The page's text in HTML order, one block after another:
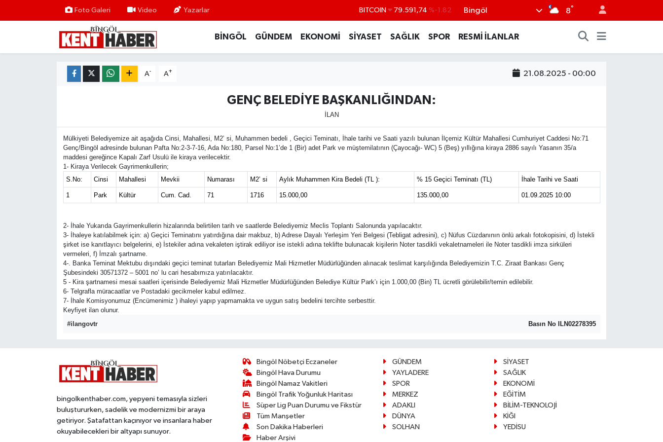
Foto Galeri Video Yazarlar BITCOIN 79.591,74 %-1.82
BİST100 14.598,00
Bingöl 8°
BİNGÖL GÜNDEM EKONOMİ SİYASET SAĞLIK SPOR RESMİ İLANLAR
A- A+ 21.08.2025 - 00:00
GENÇ BELEDİYE BAŞKANLIĞINDAN:
İLAN
Mülkiyeti Belediyemize ait aşağıda Cinsi, Mahallesi, M2’ si, Muhammen bedeli , Geçici Teminatı, İhale tarihi ve Saati yazılı bulunan İlçemiz Kültür Mahallesi Cumhuriyet Caddesi No:71
Genç/Bingöl adresinde bulunan Pafta No:2-3-7-16, Ada No:180, Parsel No:1’de 1 (Bir) adet Park ve müştemilatının (Çayocağı- WC) 5 (Beş) yıllığına kiraya 2886 sayılı Yasanın 35/a
maddesi gereğince Kapalı Zarf Usulü ile kiraya verilecektir.
1- Kiraya Verilecek Gayrimenkullerin;
S.No:
Cinsi Mahallesi Mevkii Numarası M2’ si Aylık Muhammen Kira Bedeli (TL ): % 15 Geçici Teminatı (TL) İhale Tarihi ve Saati
1 Park Kültür Cum. Cad. 71 1716 15.000,00 135.000,00 01.09.2025 10:00
2- İhale Yukarıda Gayrimenkullerin hizalarında belirtilen tarih ve saatlerde Belediyemiz Meclis Toplantı Salonunda yapılacaktır.
3- İhaleye katılabilmek için: a) Geçici Teminatını yatırdığına dair makbuz, b) Adrese Dayalı Yerleşim Yeri Belgesi (Tebligat adresini), c) Nüfus Cüzdanının önlü arkalı fotokopisini, d) İstekli
şirket ise kanıtlayıcı belgelerini, e) İstekiler adına vekaleten iştirak ediliyor ise istekli adına teklifte bulunacak kişilerin Noter tasdikli vekaletnameleri ile Noter tasdikli imza sirküleri
vermeleri, f) İmzalı şartname.
4-. Banka Teminat Mektubu dışındaki geçici teminat tutarları Belediyemiz Mali Hizmetler Müdürlüğünden alınacak teslimat karşılığında Belediyemizin T.C. Ziraat Bankası Genç
Şubesindeki 30571372 – 5001 no’ lu cari hesabımıza yatırılacaktır.
5 - Kira şartnamesi mesai saatleri içerisinde Belediyemiz Mali Hizmetler Müdürlüğünden Belediye Kültür Park’ı için 1.000,00 (Bin) TL ücretli görülebilir/temin edilebilir.
6- Telgrafla müracaatlar ve Postadaki gecikmeler kabul edilmez.
7- İhale Komisyonumuz (Encümenimiz ) ihaleyi yapıp yapmamakta ve uygun satış bedelini tercihte serbesttir.
Keyfiyet ilan olunur.
#ilangovtr
Basın No ILN02278395
bingolkenthaber.com, yepyeni temasıyla sizleri
buluştururken, sadelik ve modernizmi bir araya
getiriyor. Şatafattan kaçınıyor ve insanlara haber
okuyabilecekleri bir altyapı sunuyor.
Bingöl Nöbetçi Eczaneler
Bingöl Hava Durumu
Bingöl Namaz Vakitleri
Bingöl Trafik Yoğunluk Haritası
Süper Lig Puan Durumu ve Fikstür
Tüm Manşetler
Son Dakika Haberleri
Haber Arşivi
GÜNDEM
SİYASET
YAYLADERE
SAĞLIK
SPOR
EKONOMİ
MERKEZ
EĞİTİM
ADAKLI
BİLİM-TEKNOLOJİ
DÜNYA
KİĞI
SOLHAN
YEDİSU
EKONOMİ
GÜNDEM
RESMİ İLANLAR
SOLHAN
YAYLADERE
Bingöl Nöbetçi Eczaneler
Süper Lig Puan Durumu ve Fikstür
Tüm Manşetler
Son Dakika Haberleri